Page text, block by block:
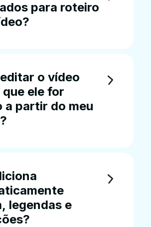
para roteiro
o vídeo
ele for
a partir do meu
legendas e